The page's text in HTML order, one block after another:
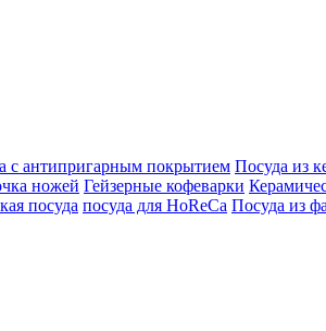
с антипригарным покрытием Посуда из
ножей Гейзерные кофеварки
посуда посуда для HoReCa Посуда из